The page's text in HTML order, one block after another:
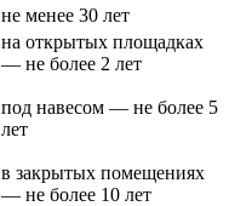
не менее 30 лет
на открытых площадках
— не более 2 лет
под навесом — не более 5
лет
в закрытых помещениях
— не более 10 лет